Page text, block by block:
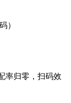
）
率归零，扫码效